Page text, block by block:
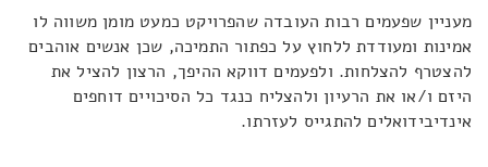
מעניין שפעמים רבות העובדה שהפרויקט כמעט מומן משווה לו
אמינות ומעודדת ללחוץ על כפתור התמיכה, שכן אנשים אוהבים
להצטרף להצלחות. ולפעמים דווקא ההיפך, הרצון להציל את
היזם ו/או את הרעיון ולהצליח כנגד כל הסיכויים דוחפים
אינדיבידואלים להתגייס לעזרתו.